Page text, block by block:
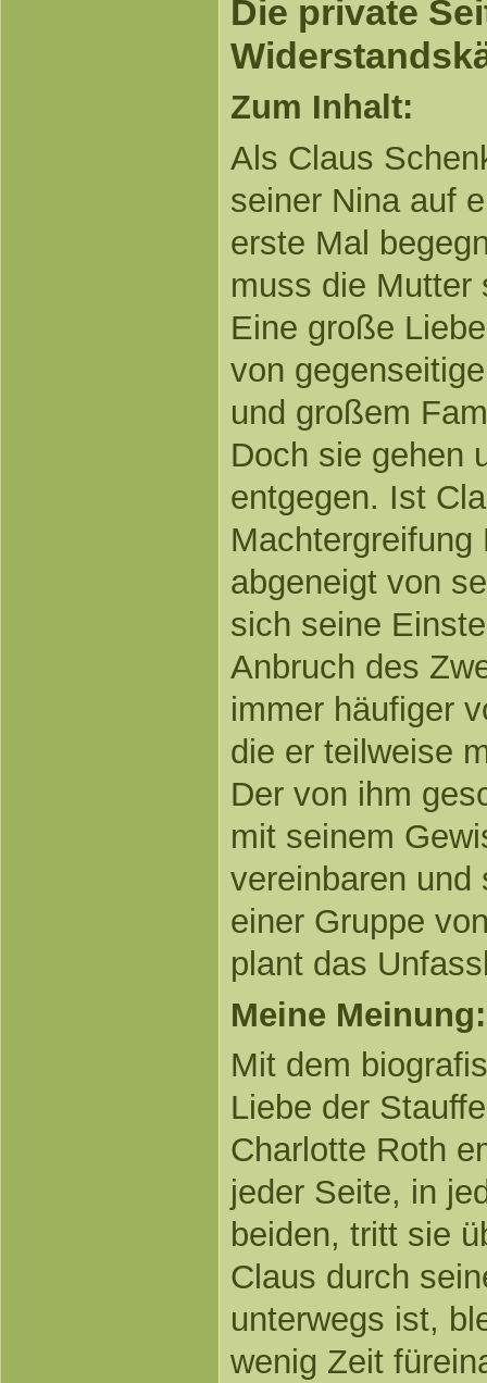
Die private
Zum Inhalt:
Als Claus
seiner Nina auf
erste Mal
muss die Mutter
Eine große
von
und großem
Doch sie gehen
entgegen. Ist
abgeneigt von
sich seine
Anbruch des
immer häufiger
die er teilweise
Der von ihm
mit seinem
vereinbaren
einer Gruppe
plant das
Meine Meinung:
Mit dem
Liebe der
Charlotte Roth
jeder Seite, in
beiden, tritt sie
Claus durch
unterwegs ist,
wenig Zeit